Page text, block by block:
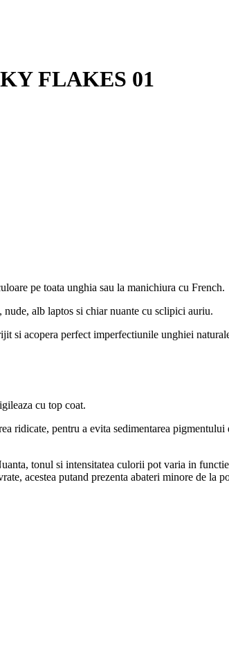
FLAKES 01
pe toata unghia sau la manichiura cu French.
alb laptos si chiar nuante cu sclipici auriu.
si acopera perfect imperfectiunile unghiei
cu top coat.
ridicate, pentru a evita sedimentarea
tonul si intensitatea culorii pot varia in
acestea putand prezenta abateri minore de la